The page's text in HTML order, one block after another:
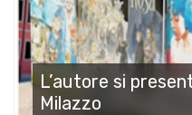
L’autore si
Milazzo